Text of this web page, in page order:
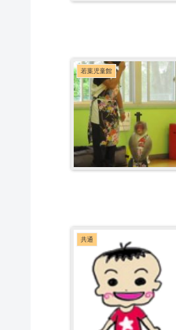
若葉児童館
共通